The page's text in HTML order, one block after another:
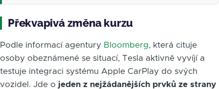
Překvapivá změna kurzu
Podle informací agentury Bloomberg, která cituje
osoby obeznámené se situací, Tesla aktivně vyvíjí a
testuje integraci systému Apple CarPlay do svých
vozidel. Jde o jeden z nejžádanějších prvků ze strany